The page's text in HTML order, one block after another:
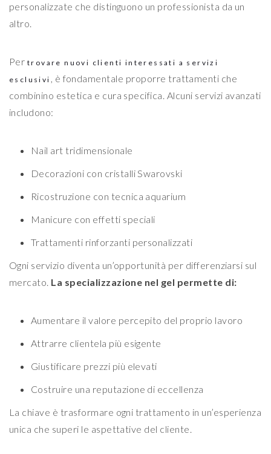
personalizzate che distinguono un professionista da un
altro.
Per trovare nuovi clienti interessati a servizi
esclusivi , è fondamentale proporre trattamenti che
combinino estetica e cura specifica. Alcuni servizi avanzati
includono:
Nail art tridimensionale
Decorazioni con cristalli Swarovski
Ricostruzione con tecnica aquarium
Manicure con effetti speciali
Trattamenti rinforzanti personalizzati
Ogni servizio diventa un’opportunità per differenziarsi sul
mercato. La specializzazione nel gel permette di:
Aumentare il valore percepito del proprio lavoro
Attrarre clientela più esigente
Giustificare prezzi più elevati
Costruire una reputazione di eccellenza
La chiave è trasformare ogni trattamento in un’esperienza
unica che superi le aspettative del cliente.